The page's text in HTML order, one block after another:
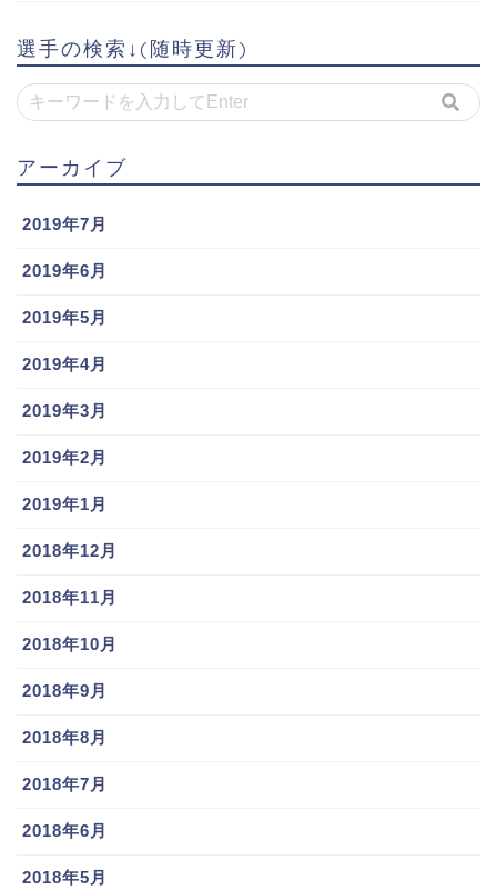
選手の検索↓(随時更新)
アーカイブ
2019年7月
2019年6月
2019年5月
2019年4月
2019年3月
2019年2月
2019年1月
2018年12月
2018年11月
2018年10月
2018年9月
2018年8月
2018年7月
2018年6月
2018年5月